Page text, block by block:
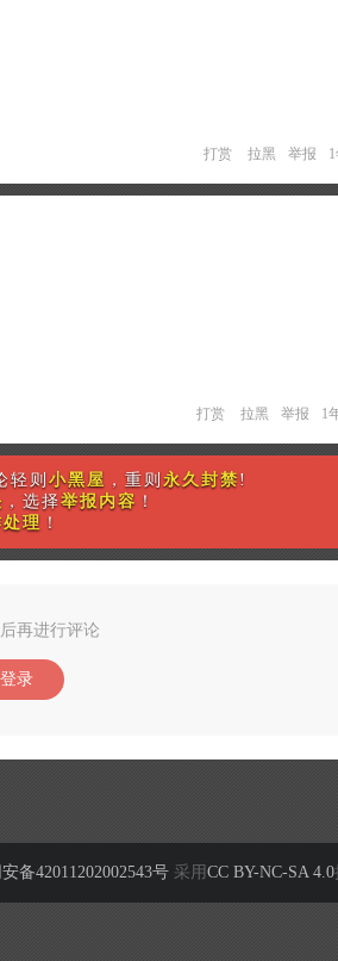
打赏 拉黑 举报
打赏 拉黑 举报 1
轻则小黑屋 ，重则 永久封禁 !
，选择举报内容 ！
理 ！
再进行评论
登录
备42011202002543号 采用 CC BY-NC-SA 4.0